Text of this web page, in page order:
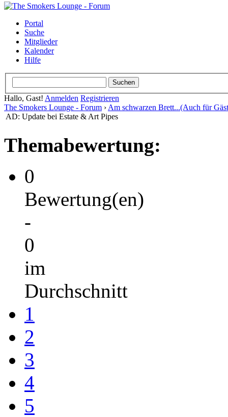
Portal
Suche
Mitglieder
Kalender
Hilfe
Hallo, Gast! Anmelden Registrieren
The Smokers Lounge - Forum › Am schwarzen Brett...(Auch für
AD: Update bei Estate & Art Pipes
Themabewertung:
0
Bewertung(en)
-
0
im
Durchschnitt
1
2
3
4
5